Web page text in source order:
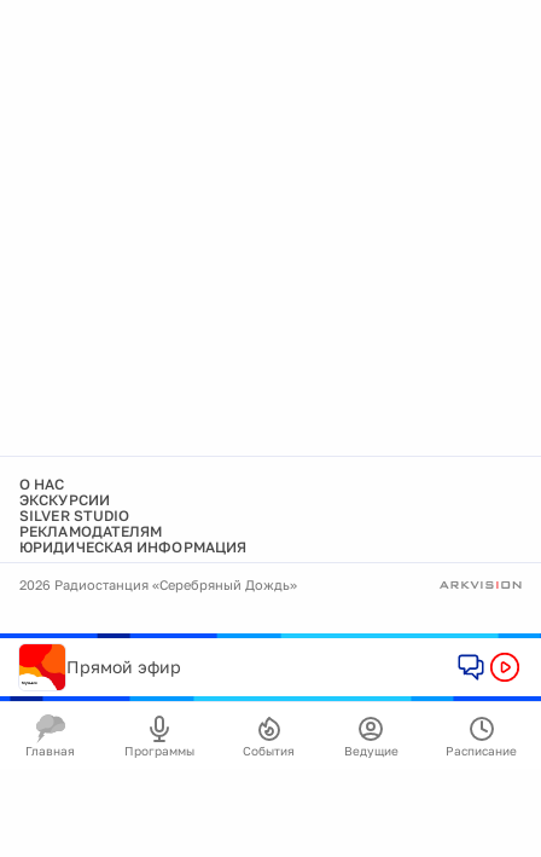
О НАС
ЭКСКУРСИИ
SILVER STUDIO
РЕКЛАМОДАТЕЛЯМ
ЮРИДИЧЕСКАЯ ИНФОРМАЦИЯ
2026 Радиостанция «Серебряный Дождь»
Прямой эфир
Главная Программы События Ведущие Расписание